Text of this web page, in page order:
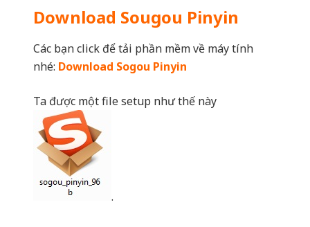
Download Sougou Pinyin
Các bạn click để tải phần mềm về máy tính
nhé: Download Sogou Pinyin
Ta được một file setup như thế này
.